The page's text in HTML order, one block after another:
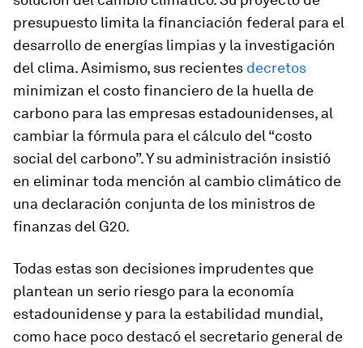
presupuesto limita la financiación federal para el
desarrollo de energías limpias y la investigación
del clima. Asimismo, sus recientes decretos
minimizan el costo financiero de la huella de
carbono para las empresas estadounidenses, al
cambiar la fórmula para el cálculo del “costo
social del carbono”. Y su administración insistió
en eliminar toda mención al cambio climático de
una declaración conjunta de los ministros de
finanzas del G20.
Todas estas son decisiones imprudentes que
plantean un serio riesgo para la economía
estadounidense y para la estabilidad mundial,
como hace poco destacó el secretario general de